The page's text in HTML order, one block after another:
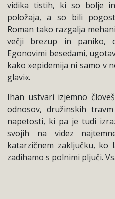
vidika tistih, ki so bolje
položaja, a so bili
Roman tako razgalja
večji brezup in paniko,
Egonovimi besedami,
kako »epidemija ni samo v
glavi«.
Ihan ustvari izjemno
odnosov, družinskih
napetosti, ki pa je tudi
svojih na videz
katarzičnem zaključku,
zadihamo s polnimi pljuči.